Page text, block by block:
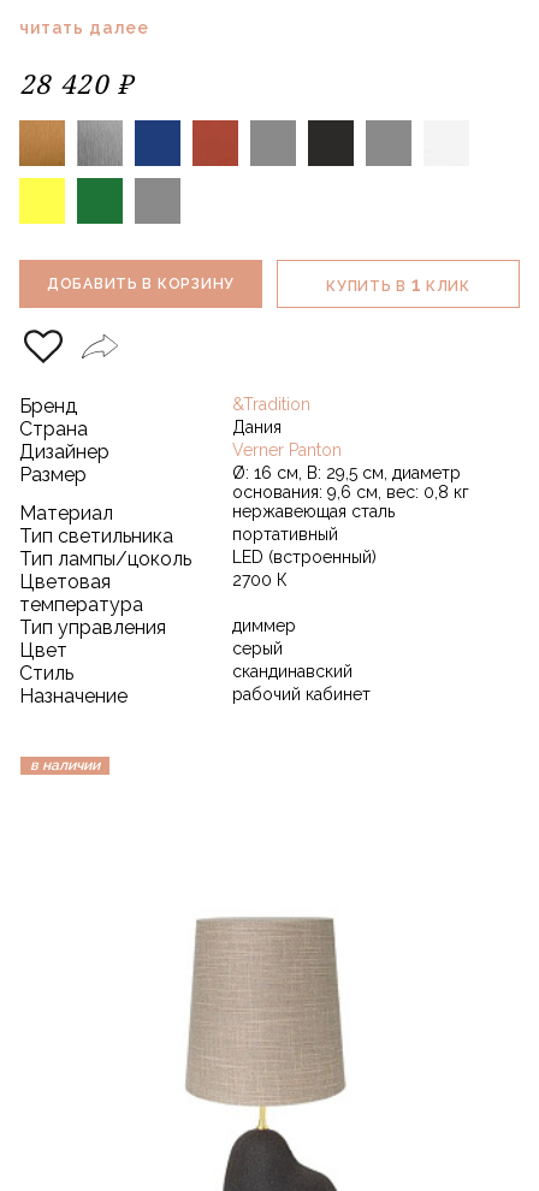
читать далее
28 420 ₽
ДОБАВИТЬ В КОРЗИНУ КУПИТЬ В 1 КЛИК
Бренд &Tradition
Страна Дания
Дизайнер Verner Panton
Размер
Ø: 16 см, В: 29,5 см, диаметр
основания: 9,6 см, вес: 0,8 кг
Материал нержавеющая сталь
Тип светильника портативный
Тип лампы/цоколь LED (встроенный)
Цветовая
температура
2700 К
Тип управления диммер
Цвет серый
Стиль скандинавский
Назначение рабочий кабинет
в наличии